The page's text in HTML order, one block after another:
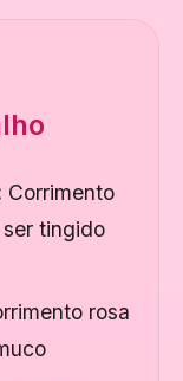
Corrimento
tingido
rosa